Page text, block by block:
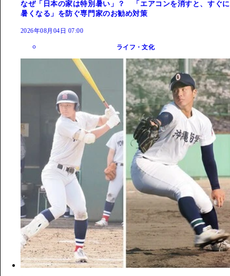
なぜ「日本の家は特別暑い」？ 「エアコンを消すと、すぐに
暑くなる」を防ぐ専門家のお勧め対策
2026年08月04日 07:00
ライフ・文化